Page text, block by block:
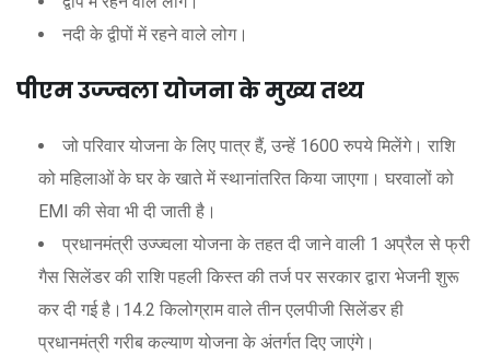
नदी के द्वीपों में रहने वाले लोग।
पीएम उज्ज्वला योजना के मुख्य तथ्य
जो परिवार योजना के लिए पात्र हैं, उन्हें 1600 रुपये मिलेंगे। राशि
को महिलाओं के घर के खाते में स्थानांतरित किया जाएगा। घरवालों को
EMI की सेवा भी दी जाती है।
प्रधानमंत्री उज्ज्वला योजना के तहत दी जाने वाली 1 अप्रैल से फ्री
गैस सिलेंडर की राशि पहली किस्त की तर्ज पर सरकार द्वारा भेजनी शुरू
कर दी गई है।14.2 किलोग्राम वाले तीन एलपीजी सिलेंडर ही
प्रधानमंत्री गरीब कल्याण योजना के अंतर्गत दिए जाएंगे।